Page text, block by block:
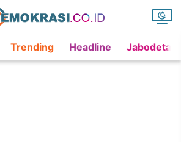
Trending Headline